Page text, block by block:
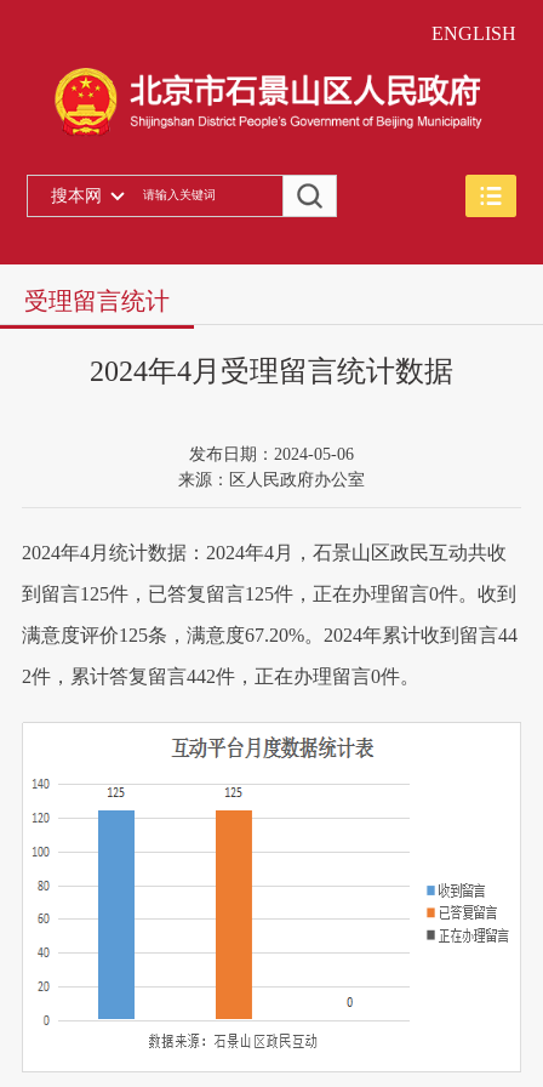
ENGLISH
搜本网
受理留言统计
2024年4月受理留言统计数据
发布日期：2024-05-06
来源：区人民政府办公室
2024年4月统计数据：2024年4月，石景山区政民互动共收
到留言125件，已答复留言125件，正在办理留言0件。收到
满意度评价125条，满意度67.20%。2024年累计收到留言44
2件，累计答复留言442件，正在办理留言0件。